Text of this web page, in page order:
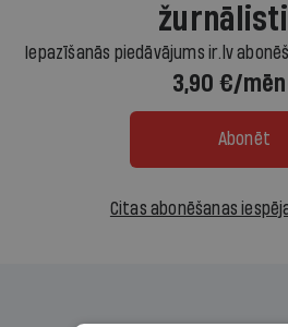
Iepazīšanās piedāvājums ir.lv
3,90 €/
Abonēt
Citas abonēšanas